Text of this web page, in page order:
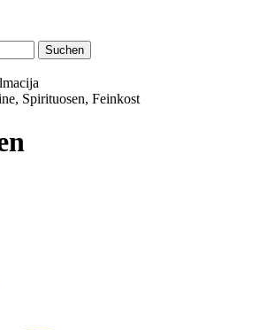
Suchen